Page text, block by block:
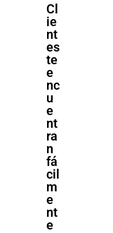
Cl
ie
nt
es
te
e
nc
u
e
nt
ra
n
fá
cil
m
e
nt
e